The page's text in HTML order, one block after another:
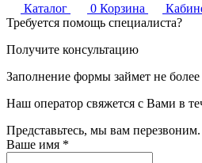
Каталог 0 Корзина
Требуется помощь специалиста?
Получите консультацию
Заполнение формы займет не
Наш оператор свяжется с Вами в
Представьтесь, мы вам
Ваше имя *